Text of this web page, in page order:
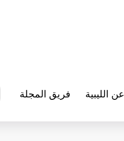
عن الليبية فريق المجلة